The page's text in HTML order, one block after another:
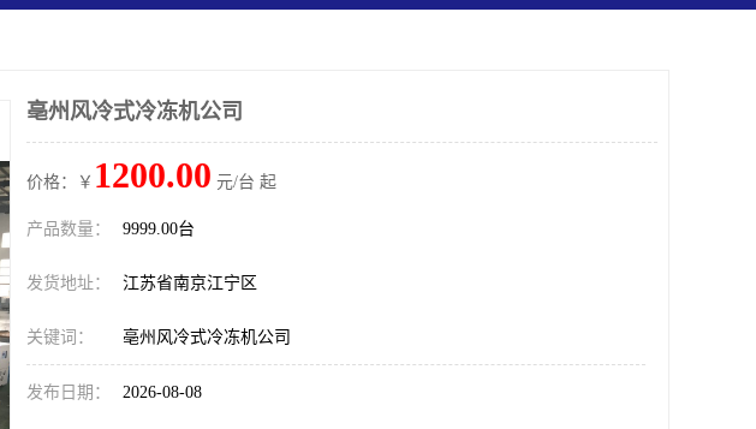
亳州风冷式冷冻机公司
价格：￥ 1200.00 元/台 起
产品数量： 9999.00台
发货地址： 江苏省南京江宁区
关键词： 亳州风冷式冷冻机公司
发布日期： 2026-08-08